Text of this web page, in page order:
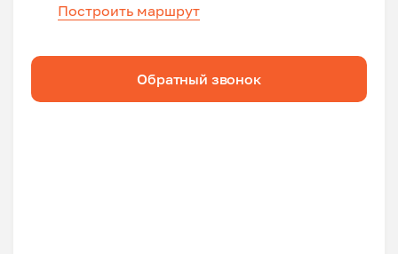
Построить маршрут
Обратный звонок